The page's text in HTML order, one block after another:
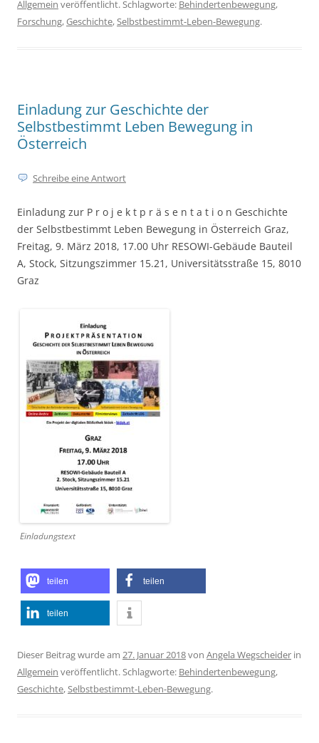
Allgemein veröffentlicht. Schlagworte: Behindertenbewegung,
Forschung,Geschichte,Selbstbestimmt-Leben-Bewegung.
Einladung zur Geschichte der
Selbstbestimmt Leben Bewegung in
Österreich
Schreibe eine Antwort
Einladung zur P r o j e k t p r ä s e n t a t i o n Geschichte
der Selbstbestimmt Leben Bewegung in Österreich Graz,
Freitag, 9. März 2018, 17.00 Uhr RESOWI-Gebäude Bauteil
A, Stock, Sitzungszimmer 15.21, Universitätsstraße 15, 8010
Graz
Einladungstext
teilen teilen
teilen
Dieser Beitrag wurde am 27. Januar 2018von Angela Wegscheider in
Allgemein veröffentlicht. Schlagworte: Behindertenbewegung,
Geschichte,Selbstbestimmt-Leben-Bewegung.